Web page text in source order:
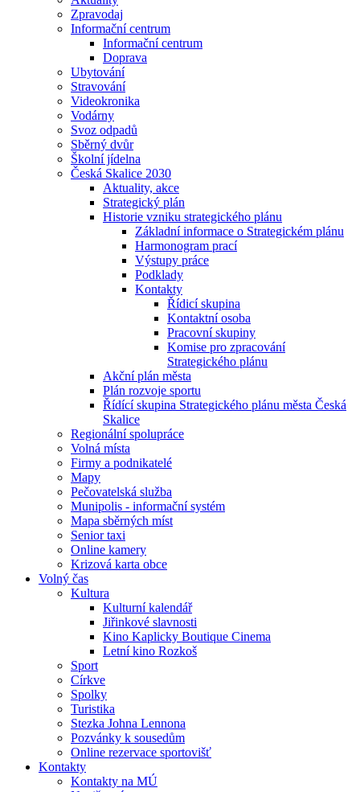
Zpravodaj
Informační centrum
Informační centrum
Doprava
Ubytování
Stravování
Videokronika
Vodárny
Svoz odpadů
Sběrný dvůr
Školní jídelna
Česká Skalice 2030
Aktuality, akce
Strategický plán
Historie vzniku strategického plánu
Základní informace o Strategickém plánu
Harmonogram prací
Výstupy práce
Podklady
Kontakty
Řídicí skupina
Kontaktní osoba
Pracovní skupiny
Komise pro zpracování
Strategického plánu
Akční plán města
Plán rozvoje sportu
Řídící skupina Strategického plánu města Česká
Skalice
Regionální spolupráce
Volná místa
Firmy a podnikatelé
Mapy
Pečovatelská služba
Munipolis - informační systém
Mapa sběrných míst
Senior taxi
Online kamery
Krizová karta obce
Volný čas
Kultura
Kulturní kalendář
Jiřinkové slavnosti
Kino Kaplicky Boutique Cinema
Letní kino Rozkoš
Sport
Církve
Spolky
Turistika
Stezka Johna Lennona
Pozvánky k sousedům
Online rezervace sportovišť
Kontakty
Kontakty na MÚ